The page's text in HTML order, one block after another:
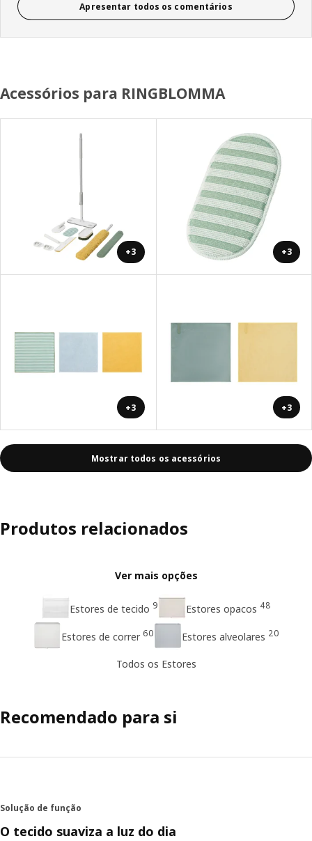
Apresentar todos os comentários
Acessórios para RINGBLOMMA
+3 +3
+3 +3
Mostrar todos os acessórios
Produtos relacionados
Ver mais opções
Estores de tecido 9 Estores opacos 48
Estores de correr 60 Estores alveolares 20
Todos os Estores
Recomendado para si
Solução de função
O tecido suaviza a luz do dia